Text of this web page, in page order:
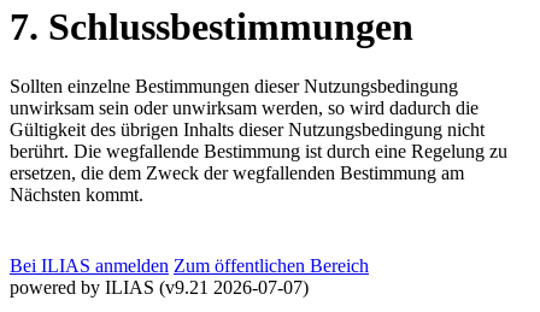
7. Schlussbestimmungen
Sollten einzelne Bestimmungen dieser Nutzungsbedingung
unwirksam sein oder unwirksam werden, so wird dadurch die
Gültigkeit des übrigen Inhalts dieser Nutzungsbedingung nicht
berührt. Die wegfallende Bestimmung ist durch eine Regelung zu
ersetzen, die dem Zweck der wegfallenden Bestimmung am
Nächsten kommt.
Bei ILIAS anmelden Zum öffentlichen Bereich
powered by ILIAS (v9.21 2026-07-07)